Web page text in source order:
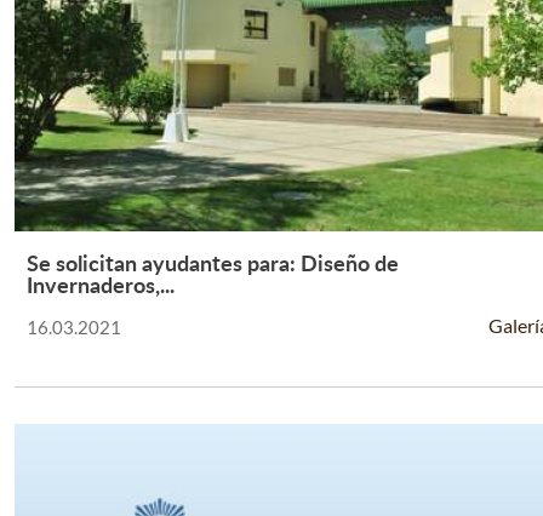
Se solicitan ayudantes para: Diseño de
Invernaderos,...
16.03.2021